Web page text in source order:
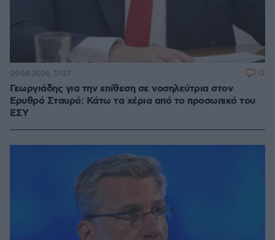
Γεωργιάδης για την επίθεση σε νοσηλεύτρια στον
Ερυθρό Σταυρό: Κάτω τα χέρια από το προσωπικό του
ΕΣΥ
09.08.2026, 17:27 12